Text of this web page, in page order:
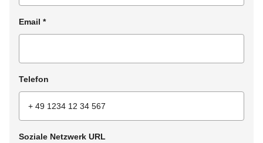
Email *
Telefon
Soziale Netzwerk URL